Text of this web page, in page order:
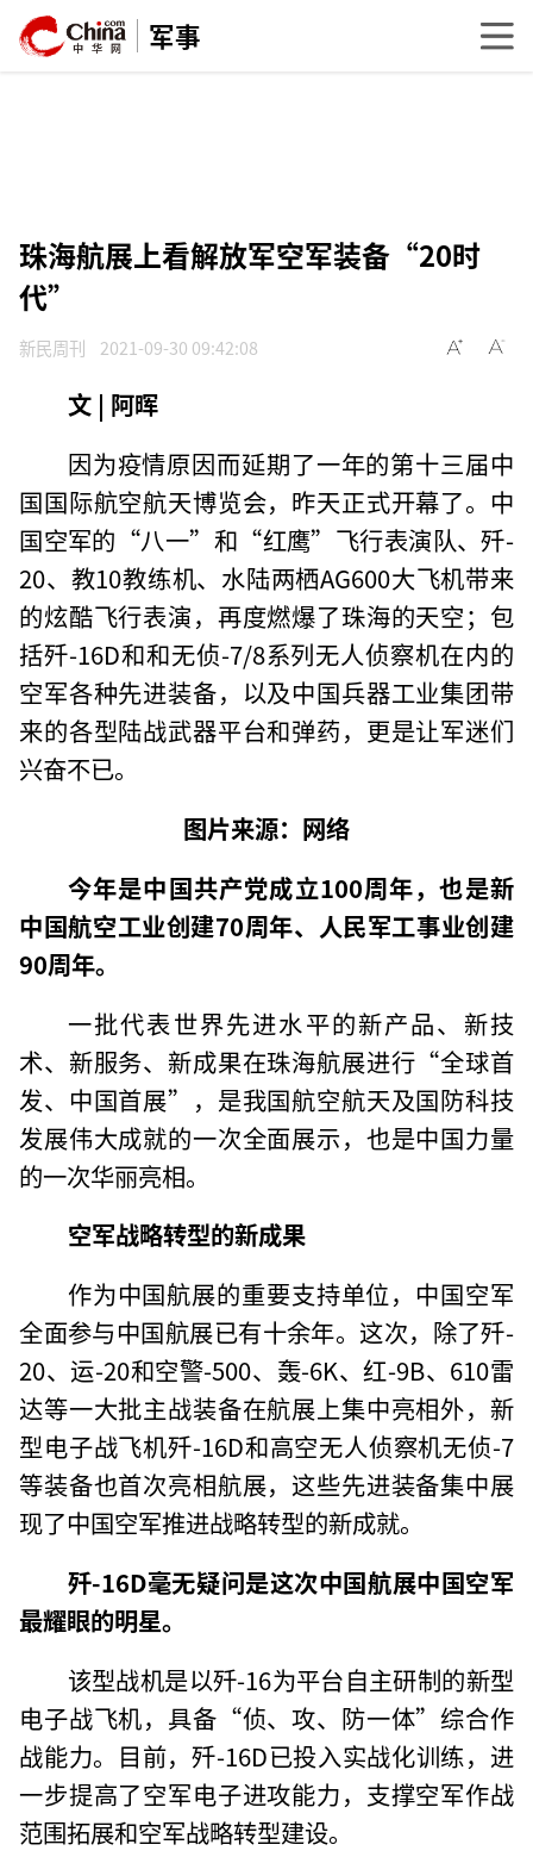
军事
珠海航展上看解放军空军装备“20时
代”
新民周刊 2021-09-30 09:42:08
文 | 阿晖
因为疫情原因而延期了一年的第十三届中
国国际航空航天博览会，昨天正式开幕了。中
国空军的“八一”和“红鹰”飞行表演队、歼-
20、教10教练机、水陆两栖AG600大飞机带来
的炫酷飞行表演，再度燃爆了珠海的天空；包
括歼-16D和和无侦-7/8系列无人侦察机在内的
空军各种先进装备，以及中国兵器工业集团带
来的各型陆战武器平台和弹药，更是让军迷们
兴奋不已。
图片来源：网络
今年是中国共产党成立100周年，也是新
中国航空工业创建70周年、人民军工事业创建
90周年。
一批代表世界先进水平的新产品、新技
术、新服务、新成果在珠海航展进行“全球首
发、中国首展”，是我国航空航天及国防科技
发展伟大成就的一次全面展示，也是中国力量
的一次华丽亮相。
空军战略转型的新成果
作为中国航展的重要支持单位，中国空军
全面参与中国航展已有十余年。这次，除了歼-
20、运-20和空警-500、轰-6K、红-9B、610雷
达等一大批主战装备在航展上集中亮相外，新
型电子战飞机歼-16D和高空无人侦察机无侦-7
等装备也首次亮相航展，这些先进装备集中展
现了中国空军推进战略转型的新成就。
歼-16D毫无疑问是这次中国航展中国空军
最耀眼的明星。
该型战机是以歼-16为平台自主研制的新型
电子战飞机，具备“侦、攻、防一体”综合作
战能力。目前，歼-16D已投入实战化训练，进
一步提高了空军电子进攻能力，支撑空军作战
范围拓展和空军战略转型建设。